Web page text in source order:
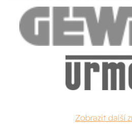
Zobrazit další